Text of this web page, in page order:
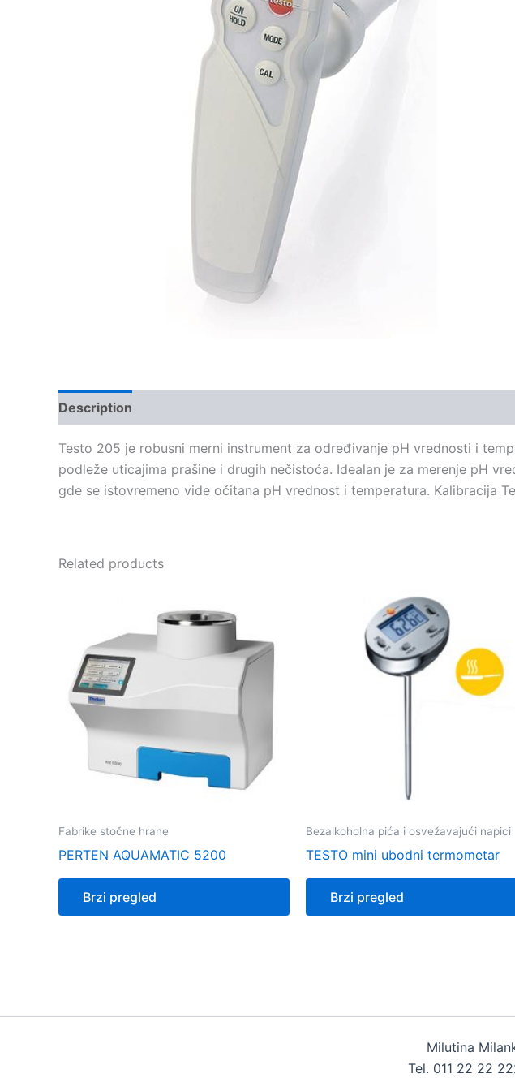
Description
Testo 205 je robusni merni instrument za određivanje pH vrednosti i
podleže uticajima prašine i drugih nečistoća. Idealan je za merenje pH
gde se istovremeno vide očitana pH vrednost i temperatura. Kalibracija
Related products
Fabrike stočne hrane
PERTEN AQUAMATIC 5200
Brzi pregled
Bezalkoholna pića i osvežavajući napici
TESTO mini ubodni termometar
Brzi pregled
Milutina
Tel. 011 22 22